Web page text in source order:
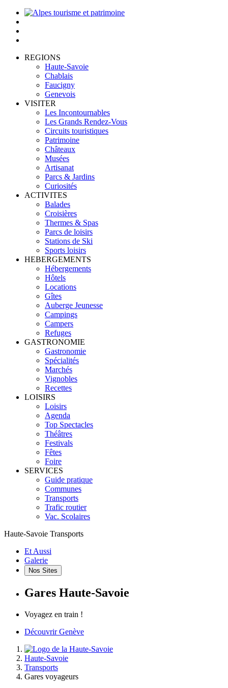
REGIONS
Haute-Savoie
Chablais
Faucigny
Genevois
VISITER
Les Incontournables
Les Grands Rendez-Vous
Circuits touristiques
Patrimoine
Châteaux
Musées
Artisanat
Parcs & Jardins
Curiosités
ACTIVITES
Balades
Croisières
Thermes & Spas
Parcs de loisirs
Stations de Ski
Sports loisirs
HEBERGEMENTS
Hébergements
Hôtels
Locations
Gîtes
Auberge Jeunesse
Campings
Campers
Refuges
GASTRONOMIE
Gastronomie
Spécialités
Marchés
Vignobles
Recettes
LOISIRS
Loisirs
Agenda
Top Spectacles
Théâtres
Festivals
Fêtes
Foire
SERVICES
Guide pratique
Communes
Transports
Trafic routier
Vac. Scolaires
Haute-Savoie Transports
Et Aussi
Galerie
Nos Sites
Gares Haute-Savoie
Voyagez en train !
Découvrir Genève
Haute-Savoie
Transports
Gares voyageurs